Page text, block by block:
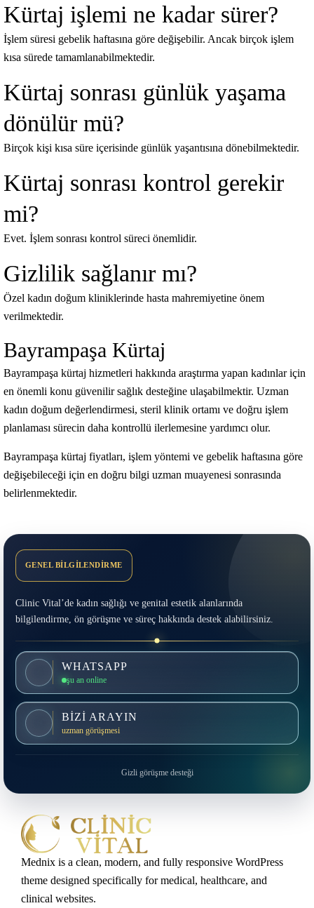
Kürtaj işlemi ne kadar sürer?
İşlem süresi gebelik haftasına göre değişebilir. Ancak birçok işlem
kısa sürede tamamlanabilmektedir.
Kürtaj sonrası günlük yaşama
dönülür mü?
Birçok kişi kısa süre içerisinde günlük yaşantısına dönebilmektedir.
Kürtaj sonrası kontrol gerekir
mi?
Evet. İşlem sonrası kontrol süreci önemlidir.
Gizlilik sağlanır mı?
Özel kadın doğum kliniklerinde hasta mahremiyetine önem
verilmektedir.
Bayrampaşa Kürtaj
Bayrampaşa kürtaj hizmetleri hakkında araştırma yapan kadınlar için
en önemli konu güvenilir sağlık desteğine ulaşabilmektir. Uzman
kadın doğum değerlendirmesi, steril klinik ortamı ve doğru işlem
planlaması sürecin daha kontrollü ilerlemesine yardımcı olur.
Bayrampaşa kürtaj fiyatları, işlem yöntemi ve gebelik haftasına göre
değişebileceği için en doğru bilgi uzman muayenesi sonrasında
belirlenmektedir.
GENEL BİLGİLENDİRME
Clinic Vital’de kadın sağlığı ve genital estetik alanlarında
bilgilendirme, ön görüşme ve süreç hakkında destek alabilirsiniz.
WHATSAPP
şu an online
BİZİ ARAYIN
uzman görüşmesi
Gizli görüşme desteği
Mednix is a clean, modern, and fully responsive WordPress
theme designed specifically for medical, healthcare, and
clinical websites.